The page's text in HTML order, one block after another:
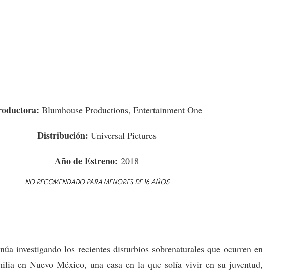
Blumhouse Productions, Entertainment One
Distribución: Universal Pictures
Año de Estreno: 2018
NO RECOMENDADO PARA MENORES DE 16 AÑOS
investigando los recientes disturbios sobrenaturales que ocurren en
en Nuevo México, una casa en la que solía vivir en su juventud,